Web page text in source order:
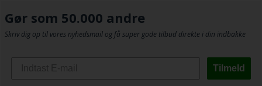
Gør som 50.000 andre
Skriv dig op til vores nyhedsmail og få super gode tilbud direkte i din indbakke
Tilmeld